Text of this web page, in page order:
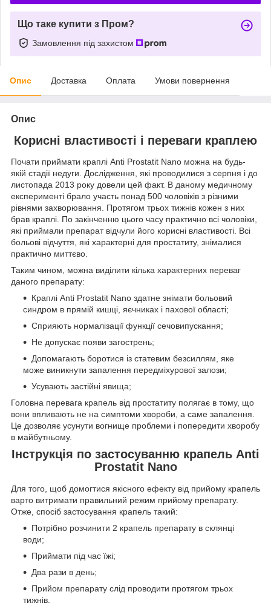
Що таке купити з Пром?
Замовлення під захистом
Опис Доставка Оплата Умови повернення
Опис
Корисні властивості і переваги краплею
Почати приймати краплі Anti Prostatit Nano можна на будь-
якій стадії недуги. Дослідження, які проводилися з серпня і до
листопада 2013 року довели цей факт. В даному медичному
експерименті брало участь понад 500 чоловіків з різними
рівнями захворювання. Протягом трьох тижнів кожен з них
брав краплі. По закінченню цього часу практично всі чоловіки,
які приймали препарат відчули його корисні властивості. Всі
больові відчуття, які характерні для простатиту, знімалися
практично миттєво.
Таким чином, можна виділити кілька характерних переваг
даного препарату:
Краплі Anti Prostatit Nano здатне знімати больовий
синдром в прямій кишці, яєчниках і пахової області;
Сприяють нормалізації функції сечовипускання;
Не допускає появи загострень;
Допомагають боротися із статевим безсиллям, яке
може виникнути запалення передміхурової залози;
Усувають застійні явища;
Головна перевага крапель від простатиту полягає в тому, що
вони впливають не на симптоми хвороби, а саме запалення.
Це дозволяє усунути вогнище проблеми і попередити хворобу
в майбутньому.
Інструкція по застосуванню крапель Anti
Prostatit Nano
Для того, щоб домогтися якісного ефекту від прийому крапель
варто витримати правильний режим прийому препарату.
Отже, спосіб застосування крапель такий:
Потрібно розчинити 2 крапель препарату в склянці
води;
Приймати під час їжі;
Два рази в день;
Прийом препарату слід проводити протягом трьох
тижнів.